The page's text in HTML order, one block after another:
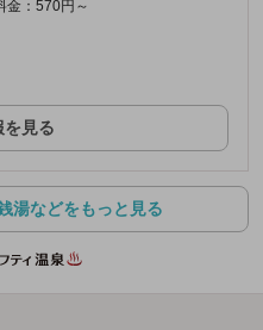
金：570円～
を見る
湯などをもっと見る